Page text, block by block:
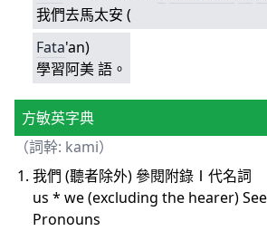
我們去馬太安 (
Fata'an)
學習阿美 語。
方敏英字典
（詞幹: kami）
我們 (聽者除外) 參閱附錄Ⅰ代名詞
us * we (excluding the hearer)
Pronouns